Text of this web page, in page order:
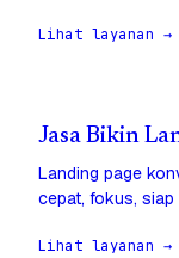
Lihat layanan →
Jasa Bikin
Landing page
cepat, fokus, siap
Lihat layanan →